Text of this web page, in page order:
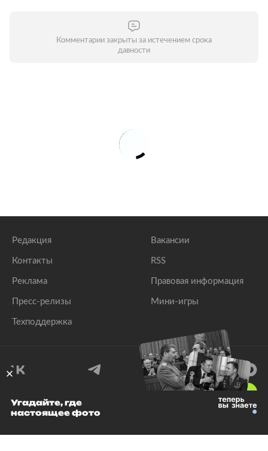
Комментарии закрыты за истечением срока
давности
Редакция
Контакты
Реклама
Пресс-релизы
Техподдержка
Вакансии
RSS
Правовая информация
Мини-игры
© 1999–2026 Все права защищены.
Угадайте, где
настоящее фото